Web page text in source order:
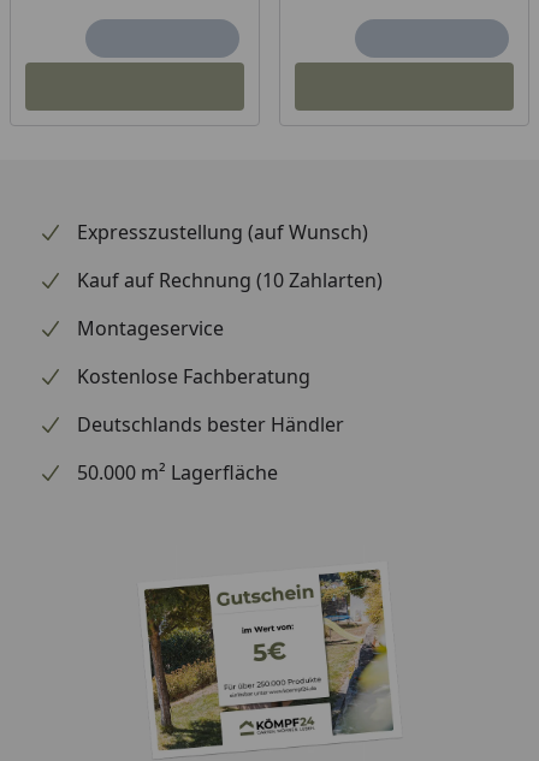
Expresszustellung (auf Wunsch)
Kauf auf Rechnung (10 Zahlarten)
Montageservice
Kostenlose Fachberatung
Deutschlands bester Händler
50.000 m² Lagerfläche